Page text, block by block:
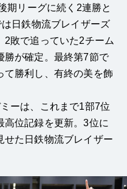
期リーグに続く2連勝と
日鉄物流ブレイザーズ
2敗で追っていた2チーム
勝が確定。最終第7節で
て勝利し、有終の美を飾
ーは、これまで1部7位
高位記録を更新。3位に
せた日鉄物流ブレイザー